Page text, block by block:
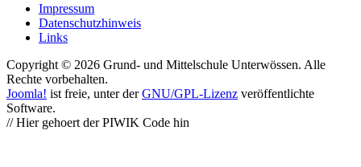
Impressum
Datenschutzhinweis
Links
Copyright © 2026 Grund- und Mittelschule Unterwössen. Alle
Rechte vorbehalten.
Joomla! ist freie, unter derGNU/GPL-Lizenz veröffentlichte
Software.
// Hier gehoert der PIWIK Code hin